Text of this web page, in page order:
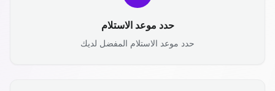
حدد موعد الاستلام
حدد موعد الاستلام المفضل لديك